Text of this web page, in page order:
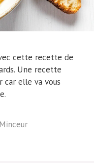
cette recette de
Une recette
car elle va vous